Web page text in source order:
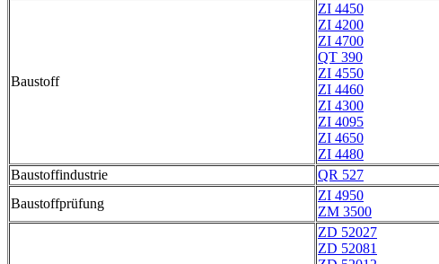
Baustoff
ZI 4450
ZI 4200
ZI 4700
QT 390
ZI 4550
ZI 4460
ZI 4300
ZI 4095
ZI 4650
ZI 4480
Baustoffindustrie
QR 527
Baustoffprüfung
ZI 4950
ZM 3500
ZD 52027
ZD 52081